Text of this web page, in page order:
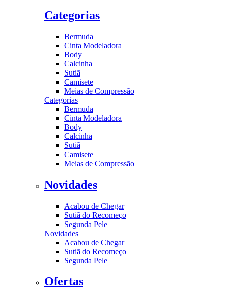
Categorias
Bermuda
Cinta Modeladora
Body
Calcinha
Sutiã
Camisete
Meias de Compressão
Categorias
Bermuda
Cinta Modeladora
Body
Calcinha
Sutiã
Camisete
Meias de Compressão
Novidades
Acabou de Chegar
Sutiã do Recomeço
Segunda Pele
Novidades
Acabou de Chegar
Sutiã do Recomeço
Segunda Pele
Ofertas